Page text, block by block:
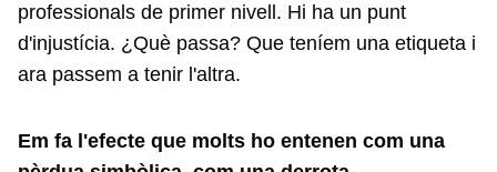
professionals de primer nivell. Hi ha un punt
d'injustícia. ¿Què passa? Que teníem una etiqueta i
ara passem a tenir l'altra.
Em fa l'efecte que molts ho entenen com una